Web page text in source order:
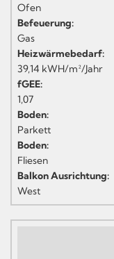
Ofen
Befeuerung:
Gas
Heizwärmebedarf:
39,14 kWH/m²/Jahr
fGEE:
1,07
Boden:
Parkett
Boden:
Fliesen
Balkon Ausrichtung:
West